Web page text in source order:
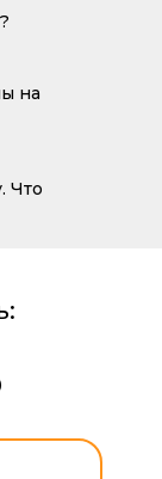
на
Что